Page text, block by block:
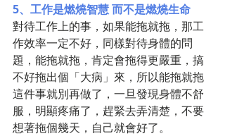
5、工作是燃燒智慧 而不是燃燒生命
對待工作上的事，如果能拖就拖，那工
作效率一定不好，同樣對待身體的問
題，能拖就拖，肯定會拖得更嚴重，搞
不好拖出個「大病」來，所以能拖就拖
這件事就別再做了，一旦發現身體不舒
服，明顯疼痛了，趕緊去弄清楚，不要
想著拖個幾天，自己就會好了。